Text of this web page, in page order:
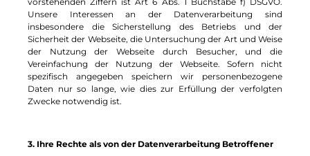
Unsere Interessen an der Datenverarbeitung sind
insbesondere die Sicherstellung des Betriebs und der
Sicherheit der Webseite, die Untersuchung der Art und Weise
der Nutzung der Webseite durch Besucher, und die
Vereinfachung der Nutzung der Webseite. Sofern nicht
spezifisch angegeben speichern wir personenbezogene
Daten nur so lange, wie dies zur Erfüllung der verfolgten
Zwecke notwendig ist.
3. Ihre Rechte als von der Datenverarbeitung Betroffener